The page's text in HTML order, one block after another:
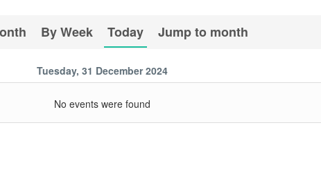
By Week Today Jump to month
Tuesday, 31 December 2024
No events were found